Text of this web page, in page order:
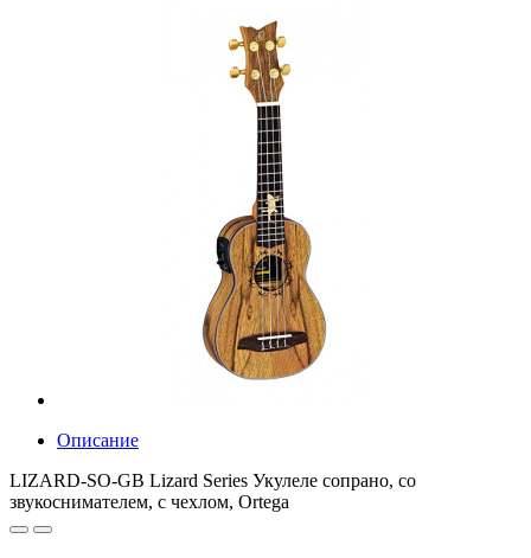
Описание
LIZARD-SO-GB Lizard Series Укулеле сопрано, со
звукоснимателем, с чехлом, Ortega